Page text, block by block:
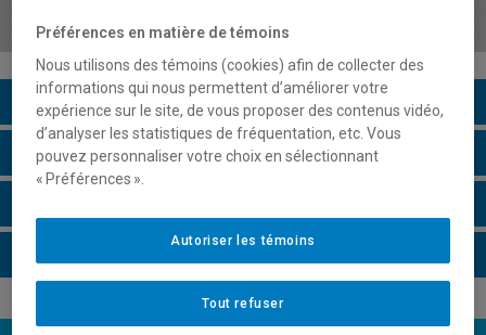
Description du cours
Horaire - Été 2026
Préférences en matière de témoins
Nous utilisons des témoins (cookies) afin de collecter des
informations qui nous permettent d’améliorer votre
expérience sur le site, de vous proposer des contenus vidéo,
d’analyser les statistiques de fréquentation, etc. Vous
pouvez personnaliser votre choix en sélectionnant
« Préférences ».
Tout refuser
Autoriser les témoins